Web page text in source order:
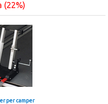
(22%)
per camper